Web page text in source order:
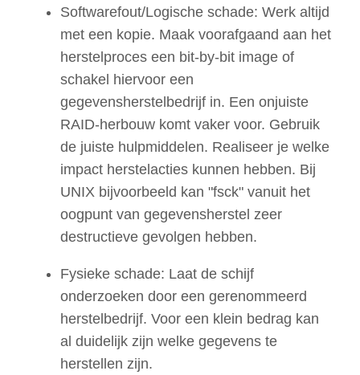
Softwarefout/Logische schade: Werk altijd
met een kopie. Maak voorafgaand aan het
herstelproces een bit-by-bit image of
schakel hiervoor een
gegevensherstelbedrijf in. Een onjuiste
RAID-herbouw komt vaker voor. Gebruik
de juiste hulpmiddelen. Realiseer je welke
impact herstelacties kunnen hebben. Bij
UNIX bijvoorbeeld kan "fsck" vanuit het
oogpunt van gegevensherstel zeer
destructieve gevolgen hebben.
Fysieke schade: Laat de schijf
onderzoeken door een gerenommeerd
herstelbedrijf. Voor een klein bedrag kan
al duidelijk zijn welke gegevens te
herstellen zijn.